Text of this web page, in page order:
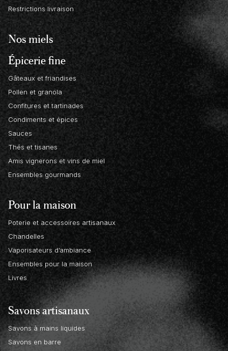
Restrictions livraison
Nos miels
Épicerie fine
Gâteaux et friandises
Pollen et granola
Confitures et tartinades
Condiments et épices
Sauces
Thés et tisanes
Amis vignerons et vins de miel
Ensembles gourmands
Pour la maison
Poterie et accessoires artisanaux
Chandelles
Vaporisateurs d’ambiance
Ensembles pour la maison
Livres
Savons artisanaux
Savons à mains liquides
Savons en barre